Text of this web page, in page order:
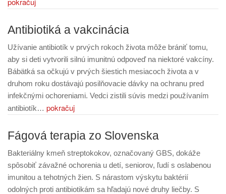
Antibiotiká a vakcinácia
Užívanie antibiotík v prvých rokoch života môže brániť tomu,
aby si deti vytvorili silnú imunitnú odpoveď na niektoré vakcíny.
Bábätká sa očkujú v prvých šiestich mesiacoch života a v
druhom roku dostávajú posilňovacie dávky na ochranu pred
infekčnými ochoreniami. Vedci zistili súvis medzi používaním
antibiotík… pokračuj
Fágová terapia zo Slovenska
Bakteriálny kmeň streptokokov, označovaný GBS, dokáže
spôsobiť závažné ochorenia u detí, seniorov, ľudí s oslabenou
imunitou a tehotných žien. S nárastom výskytu baktérií
odolných proti antibiotikám sa hľadajú nové druhy liečby. S